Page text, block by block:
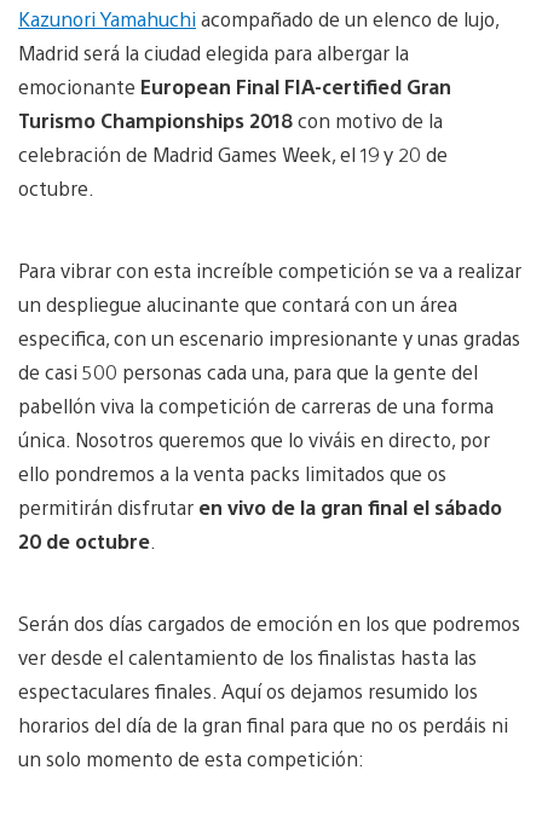
Kazunori Yamahuchiacompañado de un elenco de lujo,
Madrid será la ciudad elegida para albergar la
emocionante European Final FIA-certified Gran
Turismo Championships 2018con motivo de la
celebración de Madrid Games Week, el 19 y 20 de
octubre.
Para vibrar con esta increíble competición se va a realizar
un despliegue alucinante que contará con un área
especifica, con un escenario impresionante y unas gradas
de casi 500 personas cada una, para que la gente del
pabellón viva la competición de carreras de una forma
única. Nosotros queremos que lo viváis en directo, por
ello pondremos a la venta packs limitados que os
permitirán disfrutar en vivo de la gran final el sábado
20 de octubre
Serán dos días cargados de emoción en los que podremos
ver desde el calentamiento de los finalistas hasta las
espectaculares finales. Aquí os dejamos resumido los
horarios del día de la gran final para que no os perdáis ni
un solo momento de esta competición: